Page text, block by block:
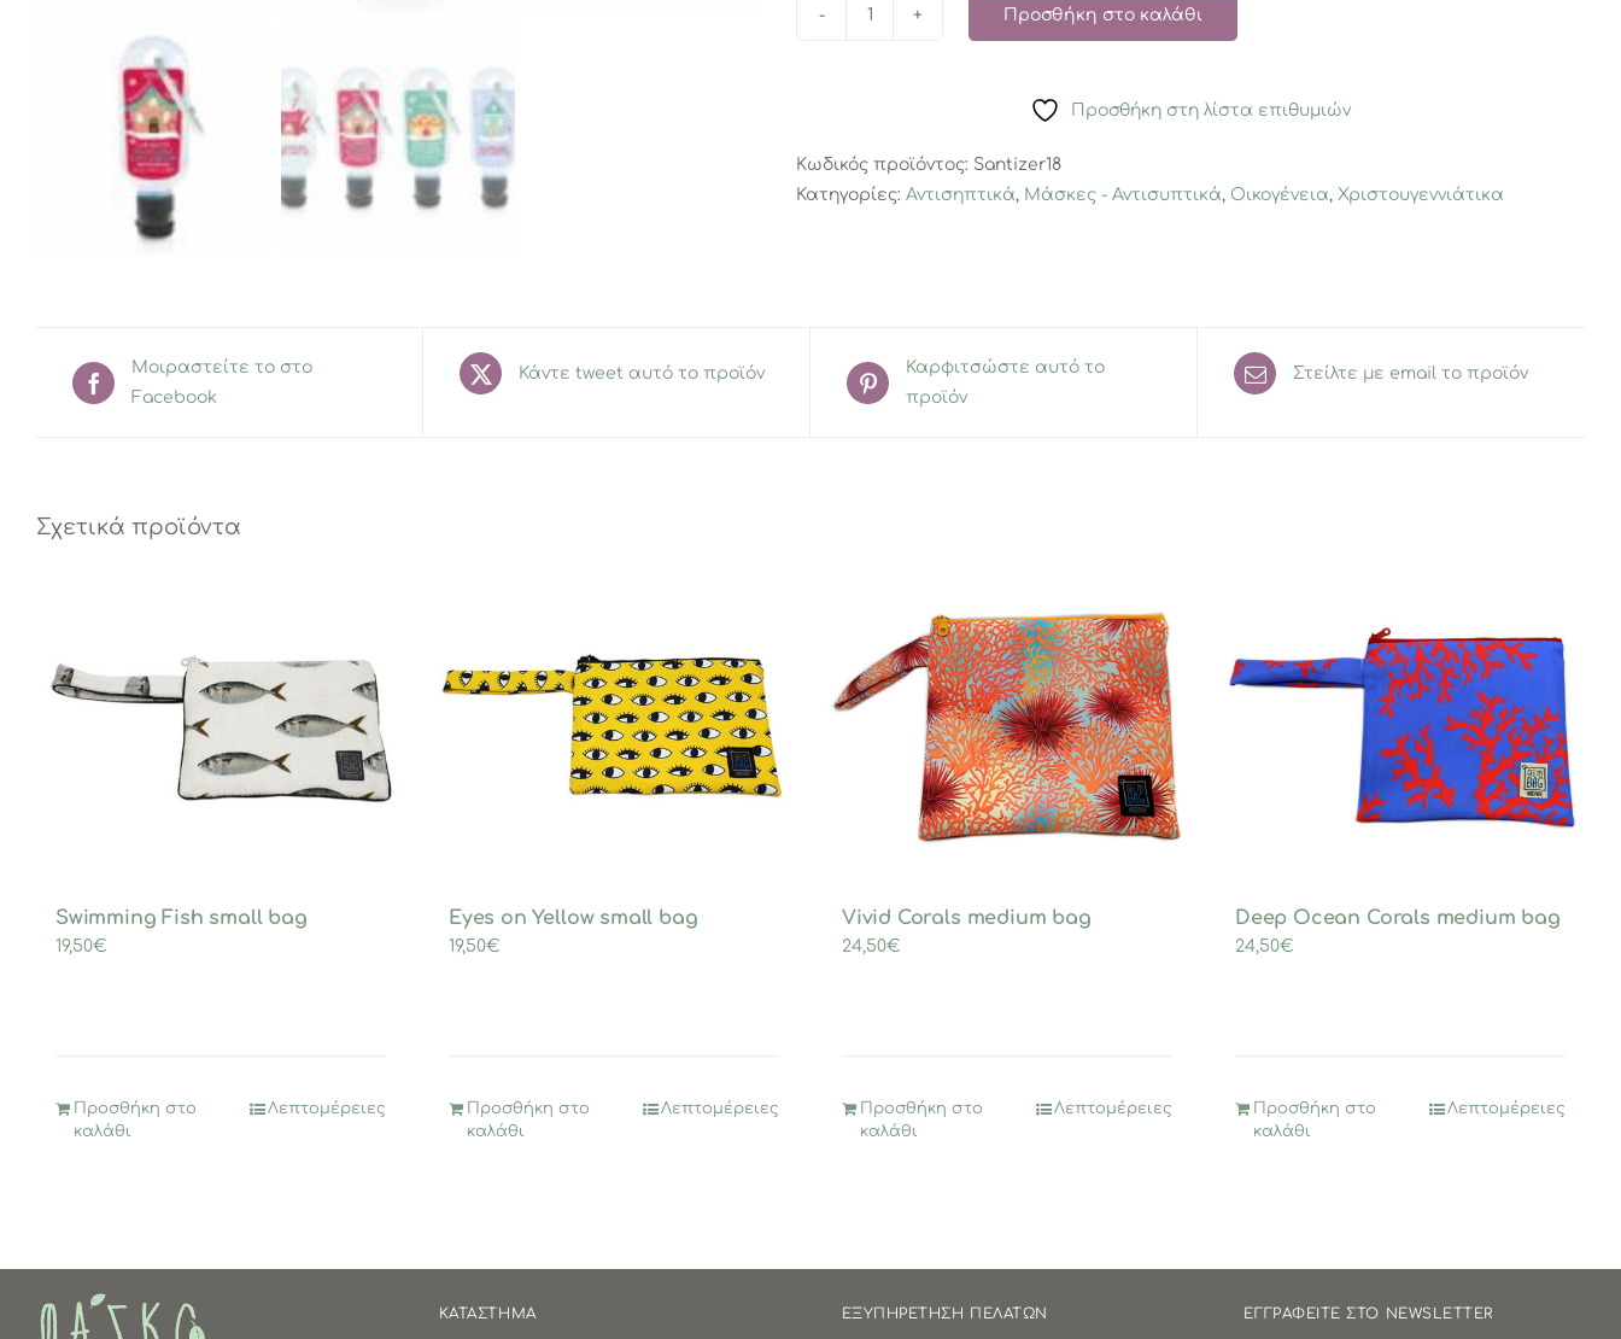
Προσθήκη στο καλάθι
Προσθήκη στη λίστα επιθυμιών
Κωδικός προϊόντος: Santizer18
Κατηγορίες: Αντισηπτικά, Μάσκες - Αντισυπτικά, Οικογένεια, Χριστουγεννιάτικα
Μοιραστείτε το στο
Facebook
Κάντε tweet αυτό το προϊόν
Καρφιτσώστε αυτό το
προϊόν
Στείλτε με email το προϊόν
Σχετικά προϊόντα
Swimming Fish small bag
19,50€
Προσθήκη στο
καλάθι
Λεπτομέρειες
Eyes on Yellow small bag
19,50€
Προσθήκη στο
καλάθι
Λεπτομέρειες
Vivid Corals medium bag
24,50€
Προσθήκη στο
καλάθι
Λεπτομέρειες
Deep Ocean Corals medium bag
24,50€
Προσθήκη στο
καλάθι
Λεπτομέρειες
ΚΑΤΑΣΤΗΜΑ ΕΞΥΠΗΡΕΤΗΣΗ ΠΕΛΑΤΩΝ ΕΓΓΡΑΦΕΙΤΕ ΣΤΟ NEWSLETTER